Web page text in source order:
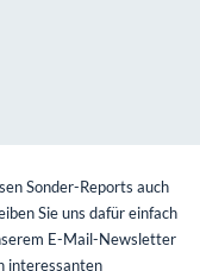
Sonder-Reports auch
Sie uns dafür einfach
E-Mail-Newsletter
interessanten